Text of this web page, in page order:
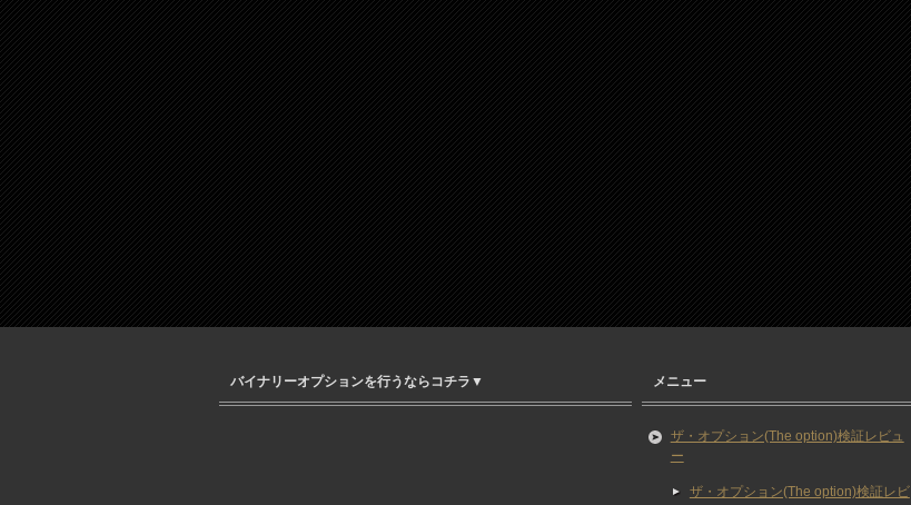
バイナリーオプションを行うならコチラ▼ メニュー
ザ・オプション(The option)検証レビュ
ー
ザ・オプション(The option)検証レビ